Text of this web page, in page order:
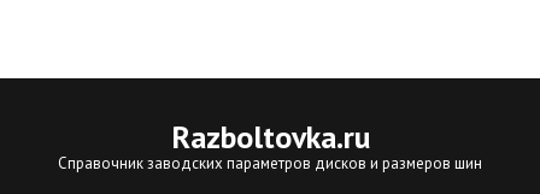
Razboltovka.ru
Справочник заводских параметров дисков и размеров шин